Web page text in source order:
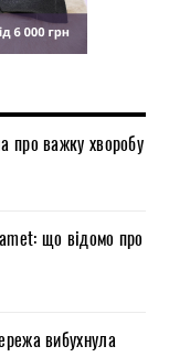
про важку хворобу
що відомо про
вибухнула